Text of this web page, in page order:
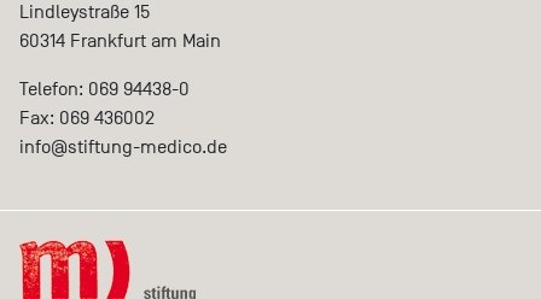
Lindleystraße 15
60314 Frankfurt am Main
Telefon: 069 94438-0
Fax: 069 436002
info@stiftung-medico.de